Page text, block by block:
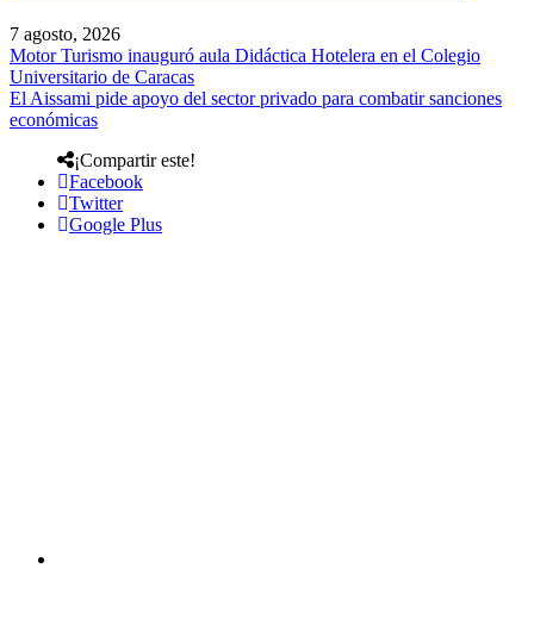
7 agosto, 2026
Motor Turismo inauguró aula Didáctica Hotelera en el Colegio
Universitario de Caracas
El Aissami pide apoyo del sector privado para combatir sanciones
económicas
¡Compartir este!
Facebook
Twitter
Google Plus